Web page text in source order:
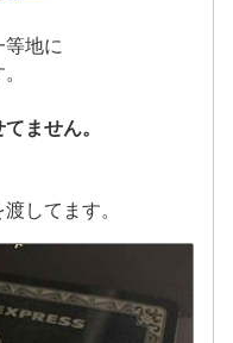
地に
ません。
渡してます。